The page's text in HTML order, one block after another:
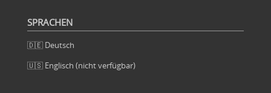
SPRACHEN
🇩🇪 Deutsch
🇺🇸 Englisch (nicht verfügbar)